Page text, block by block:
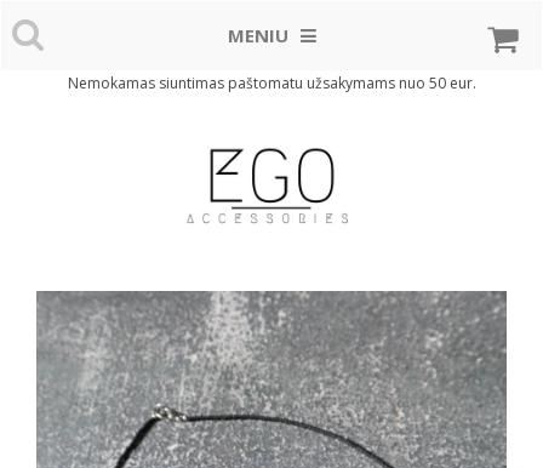
MENIU
Nemokamas siuntimas paštomatu užsakymams nuo 50 eur.